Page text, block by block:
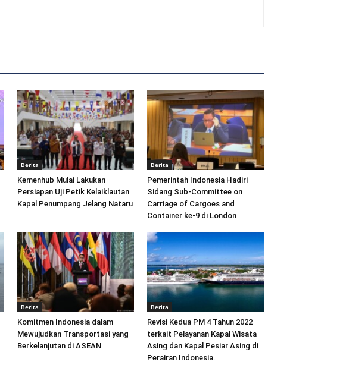
Berita
Kemenhub Mulai Lakukan
Persiapan Uji Petik Kelaiklautan
Kapal Penumpang Jelang Nataru
Berita
Pemerintah Indonesia Hadiri
Sidang Sub-Committee on
Carriage of Cargoes and
Container ke-9 di London
Berita
Komitmen Indonesia dalam
Mewujudkan Transportasi yang
Berkelanjutan di ASEAN
Berita
Revisi Kedua PM 4 Tahun 2022
terkait Pelayanan Kapal Wisata
Asing dan Kapal Pesiar Asing di
Perairan Indonesia.